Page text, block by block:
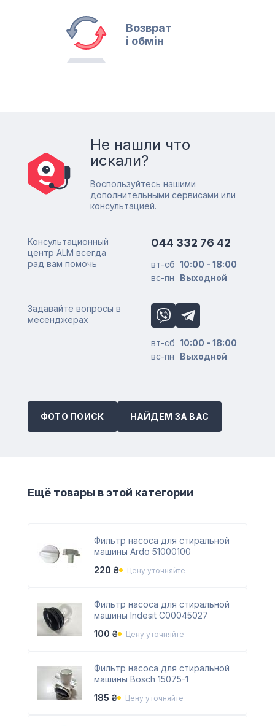
Возврат
і обмін
Не нашли что
искали?
Воспользуйтесь нашими
дополнительными сервисами или
консультацией.
Консультационный
центр ALM всегда
рад вам помочь
044 332 76 42
вт-сб 10:00 - 18:00
вс-пн
Выходной
Задавайте вопросы в
месенджерах
вт-сб 10:00 - 18:00
вс-пн
Выходной
ФОТО ПОИСК НАЙДЕМ ЗА ВАС
Ещё товары в этой категории
Фильтр насоса для стиральной
машины Ardo 51000100
220 ₴
Цену уточняйте
Фильтр насоса для стиральной
машины Indesit С00045027
100 ₴
Цену уточняйте
Фильтр насоса для стиральной
машины Bosch 15075-1
185 ₴
Цену уточняйте